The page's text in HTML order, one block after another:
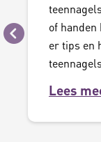
Vorige
of
er tips en
Lees